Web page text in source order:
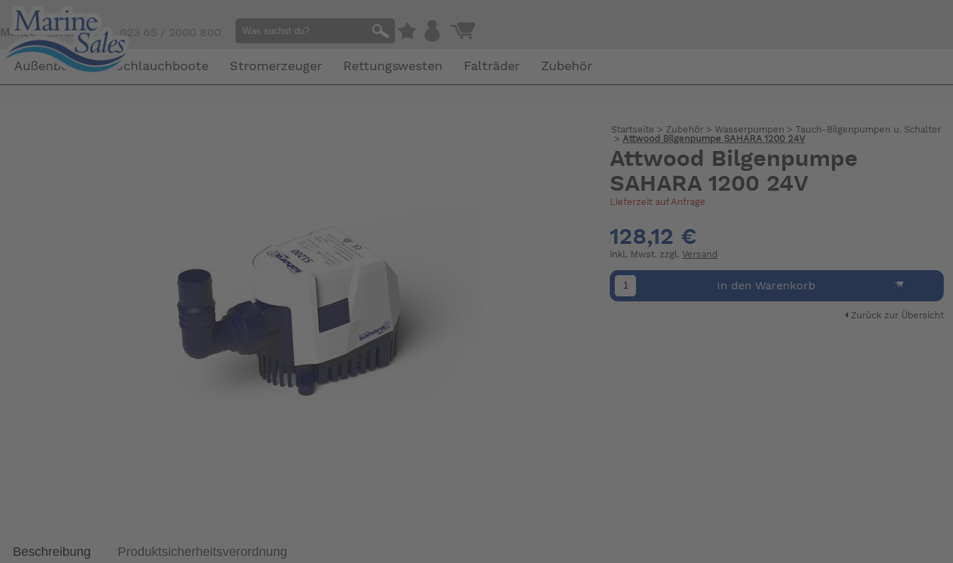
Mensch gefällig?Tel. 023 65 / 2000 800
Außenborder Schlauchboote Stromerzeuger Rettungswesten Falträder Zubehör
Startseite > Zubehör > Wasserpumpen >Tauch-Bilgenpumpen u. Schalter
> Attwood Bilgenpumpe SAHARA 1200 24V
Attwood Bilgenpumpe
SAHARA 1200 24V
Lieferzeit auf Anfrage
128,12 €
inkl. Mwst. zzgl.Versand
In den Warenkorb
Zurück zur Übersicht
Beschreibung Produktsicherheitsverordnung